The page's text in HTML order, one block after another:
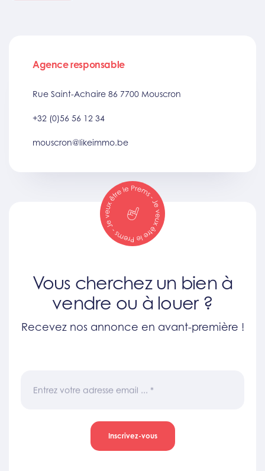
Agence responsable
Rue Saint-Achaire 86 7700 Mouscron
+32 (0)56 56 12 34
mouscron@likeimmo.be
Vous cherchez un bien à
vendre ou à louer ?
Recevez nos annonce en avant-première !
Entrez votre adresse email ... *
Inscrivez-vous